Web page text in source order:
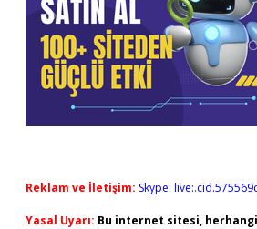
Reklam ve İletişim: Skype:
Yasal Uyarı: Bu internet sitesi,